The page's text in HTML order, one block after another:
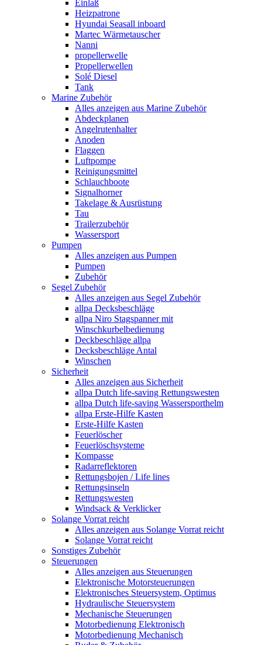
Einlaß
Heizpatrone
Hyundai Seasall inboard
Martec Wärmetauscher
Nanni
propellerwelle
Propellerwellen
Solé Diesel
Tank
Marine Zubehör
Alles anzeigen aus Marine Zubehör
Abdeckplanen
Angelrutenhalter
Anoden
Flaggen
Luftpompe
Reinigungsmittel
Schlauchboote
Signalhorner
Takelage & Ausrüstung
Tau
Trailerzubehör
Wassersport
Pumpen
Alles anzeigen aus Pumpen
Pumpen
Zubehör
Segel Zubehör
Alles anzeigen aus Segel Zubehör
allpa Decksbeschläge
allpa Niro Stagspanner mit
Winschkurbelbedienung
Deckbeschläge allpa
Decksbeschläge Antal
Winschen
Sicherheit
Alles anzeigen aus Sicherheit
allpa Dutch life-saving Rettungswesten
allpa Dutch life-saving Wassersporthelm
allpa Erste-Hilfe Kasten
Erste-Hilfe Kasten
Feuerlöscher
Feuerlöschsysteme
Kompasse
Radarreflektoren
Rettungsbojen / Life lines
Rettungsinseln
Rettungswesten
Windsack & Verklicker
Solange Vorrat reicht
Alles anzeigen aus Solange Vorrat reicht
Solange Vorrat reicht
Sonstiges Zubehör
Steuerungen
Alles anzeigen aus Steuerungen
Elektronische Motorsteuerungen
Elektronisches Steuersystem, Optimus
Hydraulische Steuersystem
Mechanische Steuerungen
Motorbedienung Elektronisch
Motorbedienung Mechanisch